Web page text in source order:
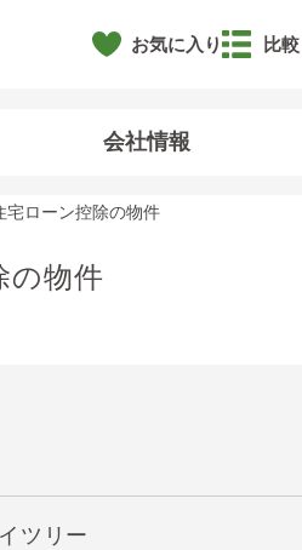
お気に入り 比
会社情報
宅ローン控除の物件
の物件
ツリー